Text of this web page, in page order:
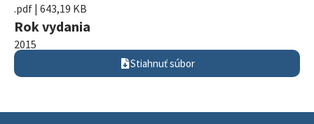
.pdf | 643,19 KB
Rok vydania
2015
Stiahnuť súbor